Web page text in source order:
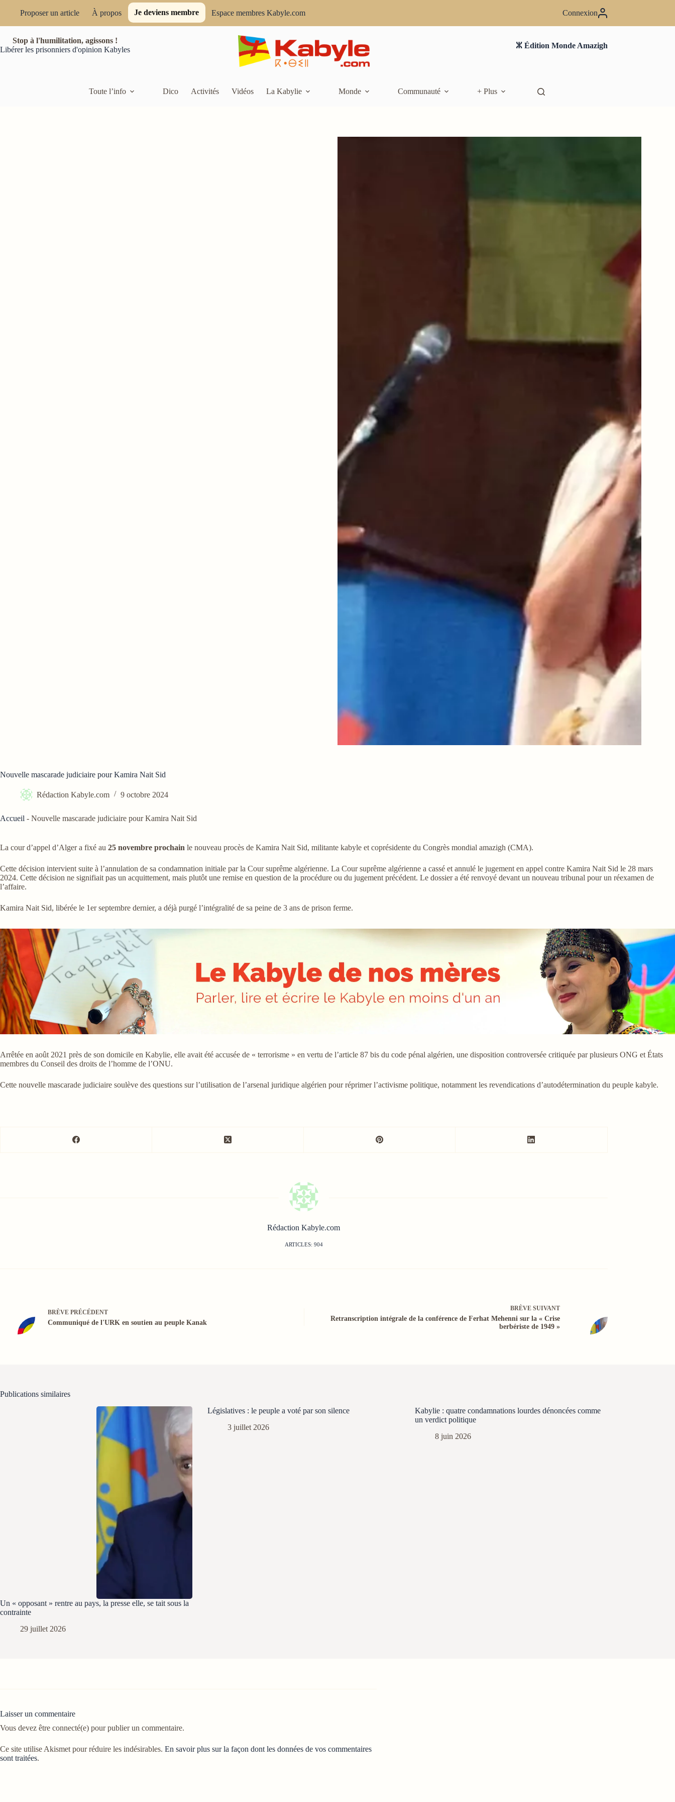
Proposer un article À propos Je deviens membre Espace membres Kabyle.com Connexion
Stop à l'humilitation, agissons !
Libérer les prisonniers d'opinion Kabyles
ⵣ Édition Monde Amazigh
Toute l’info Dico Activités Vidéos La Kabylie Monde Communauté + Plus
Nouvelle mascarade judiciaire pour Kamira Nait Sid
Rédaction Kabyle.com 9 octobre 2024
Accueil - Nouvelle mascarade judiciaire pour Kamira Nait Sid
La cour d’appel d’Alger a fixé au 25 novembre prochain le nouveau procès de Kamira Nait Sid, militante kabyle et coprésidente du Congrès mondial amazigh (CMA).
Cette décision intervient suite à l’annulation de sa condamnation initiale par la Cour suprême algérienne. La Cour suprême algérienne a cassé et annulé le jugement en appel contre Kamira Nait Sid le 28 mars
2024. Cette décision ne signifiait pas un acquittement, mais plutôt une remise en question de la procédure ou du jugement précédent. Le dossier a été renvoyé devant un nouveau tribunal pour un réexamen de
l’affaire.
Kamira Nait Sid, libérée le 1er septembre dernier, a déjà purgé l’intégralité de sa peine de 3 ans de prison ferme.
Arrêtée en août 2021 près de son domicile en Kabylie, elle avait été accusée de « terrorisme » en vertu de l’article 87 bis du code pénal algérien, une disposition controversée critiquée par plusieurs ONG et États
membres du Conseil des droits de l’homme de l’ONU.
Cette nouvelle mascarade judiciaire soulève des questions sur l’utilisation de l’arsenal juridique algérien pour réprimer l’activisme politique, notamment les revendications d’autodétermination du peuple kabyle.
Rédaction Kabyle.com
ARTICLES: 904
BRÈVE PRÉCÉDENT
Communiqué de l'URK en soutien au peuple Kanak
BRÈVESUIVANT
Retranscription intégrale de la conférence de Ferhat Mehenni sur la « Crise
berbériste de 1949 »
Publications similaires
Un « opposant » rentre au pays, la presse elle, se tait sous la
contrainte
29 juillet 2026
Législatives : le peuple a voté par son silence
3 juillet 2026
Kabylie : quatre condamnations lourdes dénoncées comme
un verdict politique
8 juin 2026
Laisser un commentaire
Vous devez être connecté(e) pour publier un commentaire.
Ce site utilise Akismet pour réduire les indésirables. En savoir plus sur la façon dont les données de vos commentaires
sont traitées.